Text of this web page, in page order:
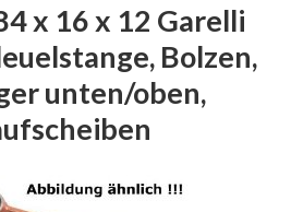
x 16 x 12 Garelli
Bolzen,
unten/oben,